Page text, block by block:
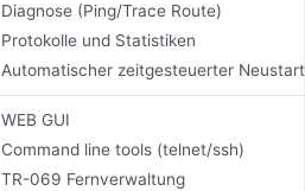
Diagnose (Ping/Trace Route)
Protokolle und Statistiken
Automatischer zeitgesteuerter Neustart
WEB GUI
Command line tools (telnet/ssh)
TR-069 Fernverwaltung